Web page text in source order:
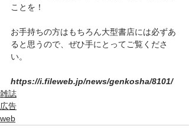
ことを！
お手持ちの方はもちろん大型書店には必ずあ
ると思うので、ぜひ手にとってご覧くださ
い。
https://i.fileweb.jp/news/genkosha/8101/
雑誌
広告
web